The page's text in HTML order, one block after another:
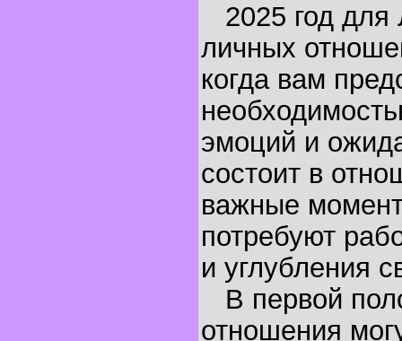
2025 год для
личных
когда вам
эмоций и
состоит в
важные
потребуют
и углубления
В первой
отношения